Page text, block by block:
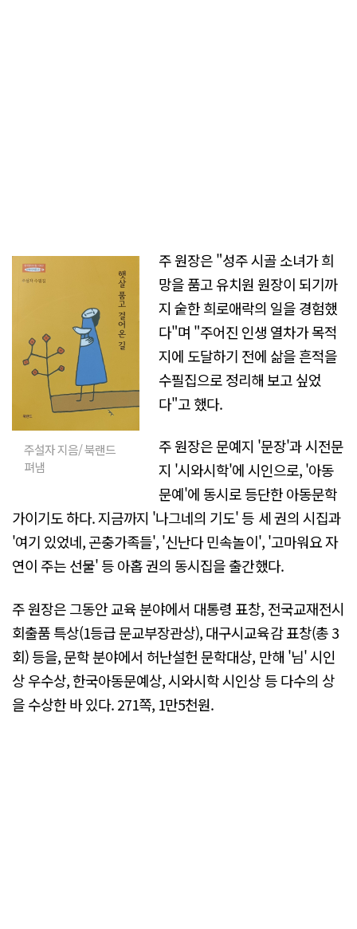
주설자 지음/ 북랜드
펴냄
주 원장은 "성주 시골 소녀가 희
망을 품고 유치원 원장이 되기까
지 숱한 희로애락의 일을 경험했
다"며 "주어진 인생 열차가 목적
지에 도달하기 전에 삶을 흔적을
수필집으로 정리해 보고 싶었
다"고 했다.
주 원장은 문예지 '문장'과 시전문
지 '시와시학'에 시인으로, '아동
문예'에 동시로 등단한 아동문학
가이기도 하다. 지금까지 '나그네의 기도' 등 세 권의 시집과
'여기 있었네, 곤충가족들', '신난다 민속놀이', '고마워요 자
연이 주는 선물' 등 아홉 권의 동시집을 출간했다.
주 원장은 그동안 교육 분야에서 대통령 표창, 전국교재전시
회출품 특상(1등급 문교부장관상), 대구시교육감 표창(총 3
회) 등을, 문학 분야에서 허난설헌 문학대상, 만해 '님' 시인
상 우수상, 한국아동문예상, 시와시학 시인상 등 다수의 상
을 수상한 바 있다. 271쪽, 1만5천원.